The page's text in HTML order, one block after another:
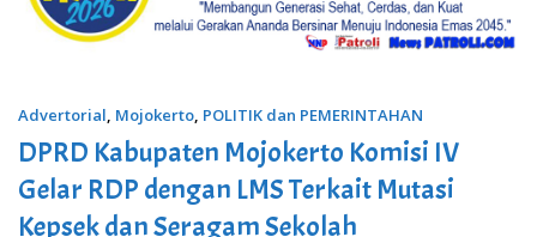
Advertorial, Mojokerto, POLITIK dan PEMERINTAHAN
DPRD Kabupaten Mojokerto Komisi IV
Gelar RDP dengan LMS Terkait Mutasi
Kepsek dan Seragam Sekolah